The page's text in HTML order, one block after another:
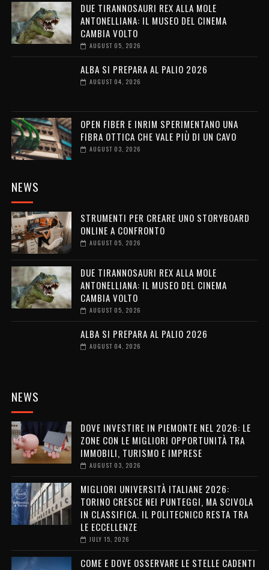
DUE TIRANNOSAURI REX ALLA MOLE
ANTONELLIANA: IL MUSEO DEL CINEMA
CAMBIA VOLTO
AUGUST 05, 2026
ALBA SI PREPARA AL PALIO 2026
AUGUST 04, 2026
OPEN FIBER E INRIM SPERIMENTANO UNA
FIBRA OTTICA CHE VALE PIÙ DI UN CAVO
AUGUST 03, 2026
NEWS
STRUMENTI PER CREARE UNO STORYBOARD
ONLINE A CONFRONTO
AUGUST 05, 2026
DUE TIRANNOSAURI REX ALLA MOLE
ANTONELLIANA: IL MUSEO DEL CINEMA
CAMBIA VOLTO
AUGUST 05, 2026
ALBA SI PREPARA AL PALIO 2026
AUGUST 04, 2026
NEWS
DOVE INVESTIRE IN PIEMONTE NEL 2026: LE
ZONE CON LE MIGLIORI OPPORTUNITÀ TRA
IMMOBILI, TURISMO E IMPRESE
AUGUST 03, 2026
MIGLIORI UNIVERSITÀ ITALIANE 2026:
TORINO CRESCE NEI PUNTEGGI, MA SCIVOLA
IN CLASSIFICA. IL POLITECNICO RESTA TRA
LE ECCELLENZE
JULY 15, 2026
COME E DOVE OSSERVARE LE STELLE CADENTI